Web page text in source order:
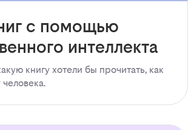
с помощью
интеллекта
книгу хотели бы прочитать, как